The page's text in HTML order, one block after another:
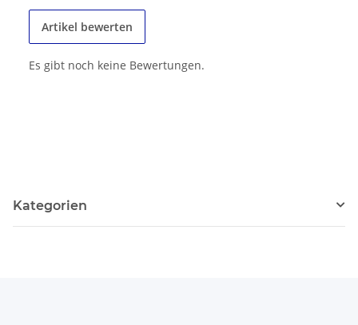
Artikel bewerten
Es gibt noch keine Bewertungen.
Kategorien